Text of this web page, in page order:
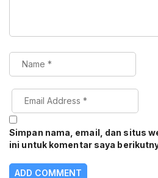
Simpan nama, email, dan situs
ini untuk komentar saya